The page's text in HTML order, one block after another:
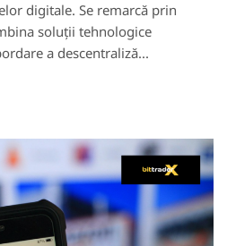
digitale. Se remarcă prin
soluții tehnologice
a descentraliză...